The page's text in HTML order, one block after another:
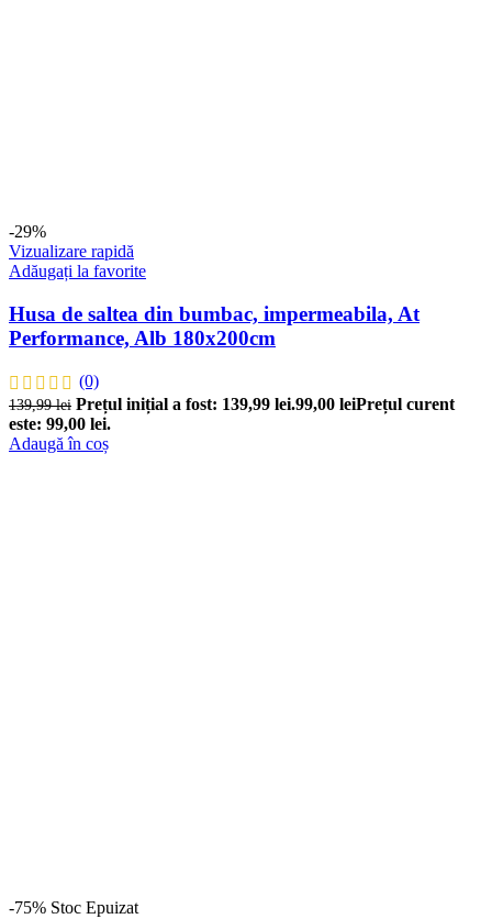
-29%
Vizualizare rapidă
Adăugați la favorite
Husa de saltea din bumbac, impermeabila, At
Performance, Alb 180x200cm
(0)
139,99lei Prețul inițial a fost: 139,99 lei.99,00 leiPrețul curent
este: 99,00 lei.
Adaugă în coș
-75% Stoc Epuizat